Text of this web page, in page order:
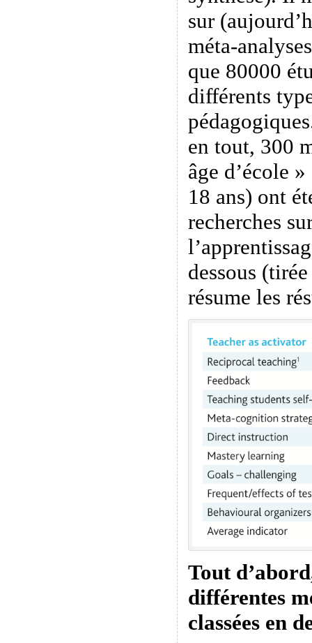
sur
méta-
que 80000
différents
en tout, 300
âge d’école
18 ans) ont
recherches
dessous
résume les
Tout
différentes
classées en